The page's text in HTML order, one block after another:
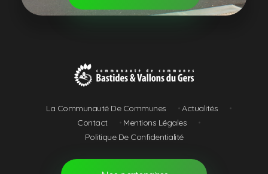
La Communauté De Communes
Actualités
Contact
Mentions Légales
Politique De Confidentialité